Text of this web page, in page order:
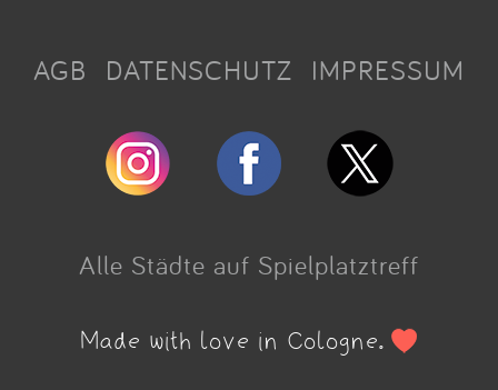
AGB DATENSCHUTZ IMPRESSUM
Alle Städte auf Spielplatztreff
Made with love in Cologne.